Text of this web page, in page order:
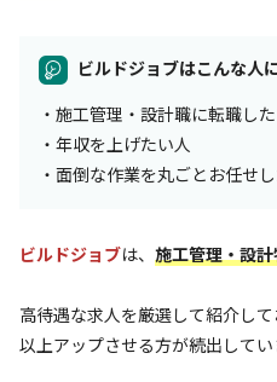
ビルドジョブはこんな人
・施工管理・設計職に転職し
・年収を上げたい人
・面倒な作業を丸ごとお任せ
ビルドジョブは、 施工管理・設
高待遇な求人を厳選して紹介し
以上アップさせる方が続出してい